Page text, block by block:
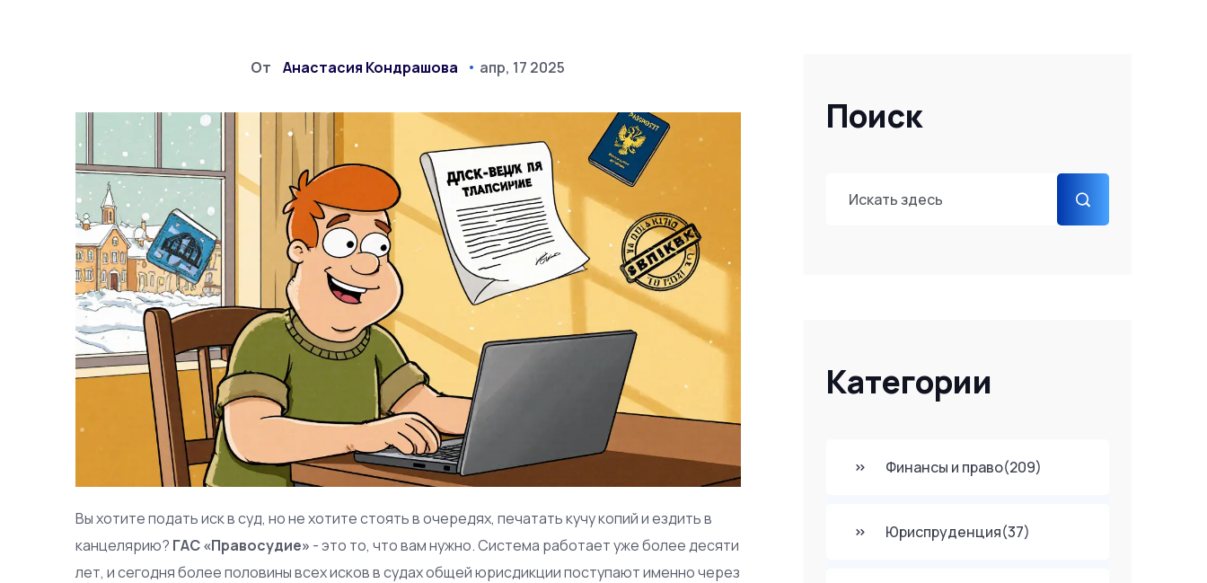
Поиск
Категории
Финансы и право(209)
Юриспруденция(37)
От Анастасия Кондрашова апр, 17 2025
Вы хотите подать иск в суд, но не хотите стоять в очередях, печатать кучу копий и ездить в
канцелярию? ГАС «Правосудие» - это то, что вам нужно. Система работает уже более десяти
лет, и сегодня более половины всех исков в судах общей юрисдикции поступают именно через